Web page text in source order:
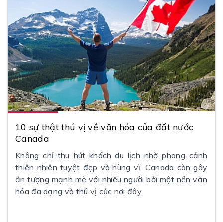
10 sự thật thú vị về văn hóa của đất nước
Canada
Không chỉ thu hút khách du lịch nhờ phong cảnh
thiên nhiên tuyệt đẹp và hùng vĩ, Canada còn gây
ấn tượng mạnh mẽ với nhiều người bởi một nền văn
hóa đa dạng và thú vị của nơi đây.